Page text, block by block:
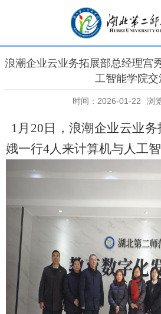
浪潮企业云业务拓展部总经理宫
工智能学院交
时间：2026-01-22 浏
1月 20 日，浪潮企业云业
娥一行4人来计算机与人工